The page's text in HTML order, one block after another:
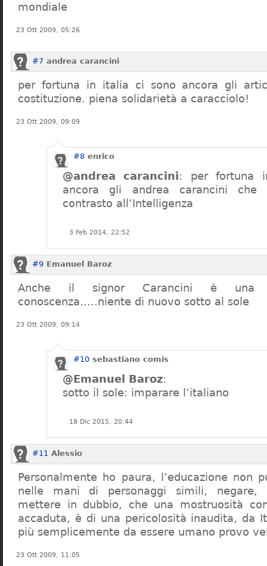
mondiale
23 Ott 2009, 05:26
#7 andrea carancini
per fortuna in italia ci sono ancora gli
costituzione. piena solidarietà a caracciolo!
23 Ott 2009, 09:09
#8 enrico
@andrea carancini: per fortuna
ancora gli andrea carancini
contrasto all’Intelligenza
3 Feb 2014, 22:52
#9 Emanuel Baroz
Anche il signor Carancini è una
conoscenza…..niente di nuovo sotto al sole
23 Ott 2009, 09:14
#10 sebastiano comis
@Emanuel Baroz:
sotto il sole: imparare l’italiano
18 Dic 2015, 20:44
#11 Alessio
Personalmente ho paura, l’educazione non
nelle mani di personaggi simili, negare,
mettere in dubbio, che una mostruosità
accaduta, è di una pericolosità inaudita, da
più semplicemente da essere umano provo
23 Ott 2009, 11:05